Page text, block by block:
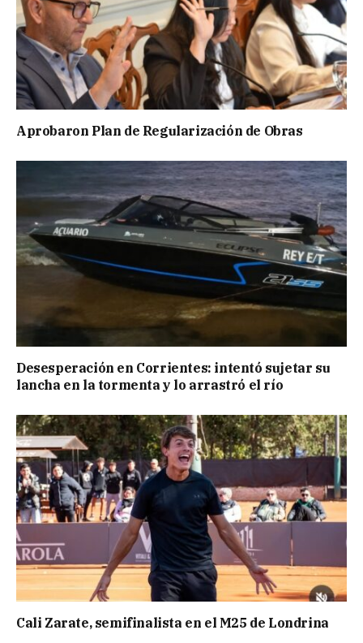
Aprobaron Plan de Regularización de Obras
Desesperación en Corrientes: intentó sujetar su
lancha en la tormenta y lo arrastró el río
Cali Zarate, semifinalista en el M25 de Londrina